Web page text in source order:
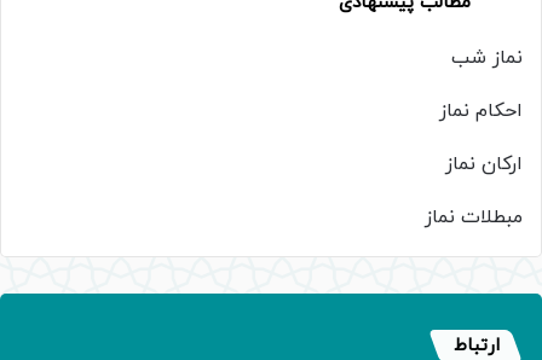
نماز شب
احکام نماز
ارکان نماز
مبطلات نماز
ارتباط